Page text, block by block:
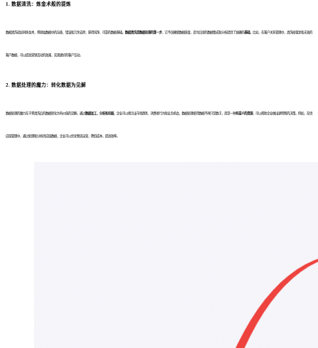
1. 数据清洗：炼金术般的提炼
数据清洗就如同炼金术，将原始数据中的杂质、错误和冗余去除，获得纯净、可靠的数据基础。 数据清洗是数据处理的第一步 ，它不仅确保数据质量，还为后续的数据集成和分析提供了准确的 基础 。比如，在客户关系管理中，清洗掉重复和无效的
客户数据，可以提高营销活动的效果，实现更好的客户互动。
2. 数据处理的魔力：转化数据为见解
数据处理的魔力在于将清洗后的数据转化为有价值的见解。通过 数据加工、分析和挖掘，企业可以揭示出市场趋势、消费者行为和业务机会。数据处理使得数据不再只是数字，而是一种有意义的资源 ，可以帮助企业做出更明智的决策。例如，在供
应链管理中，通过处理和分析供应链数据，企业可以优化物流运营，降低成本，提高效率。